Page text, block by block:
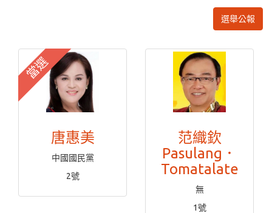
選舉公報
當選
唐惠美
中國國民黨
2號
范織欽
Pasulang．
Tomatalate
無
1號